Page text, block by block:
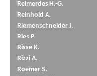
Reimerdes H.-G.
Reinhold A.
Riemenschneider J.
Ries P.
Risse K.
Rizzi A.
Roemer S.